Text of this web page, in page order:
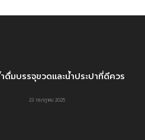
ดื่มบรรจุขวดและน้ำประปาที่ดีควร
23 กรกฎาคม 2025